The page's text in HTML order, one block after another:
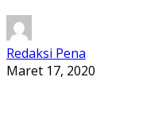
Redaksi Pena
Maret 17, 2020